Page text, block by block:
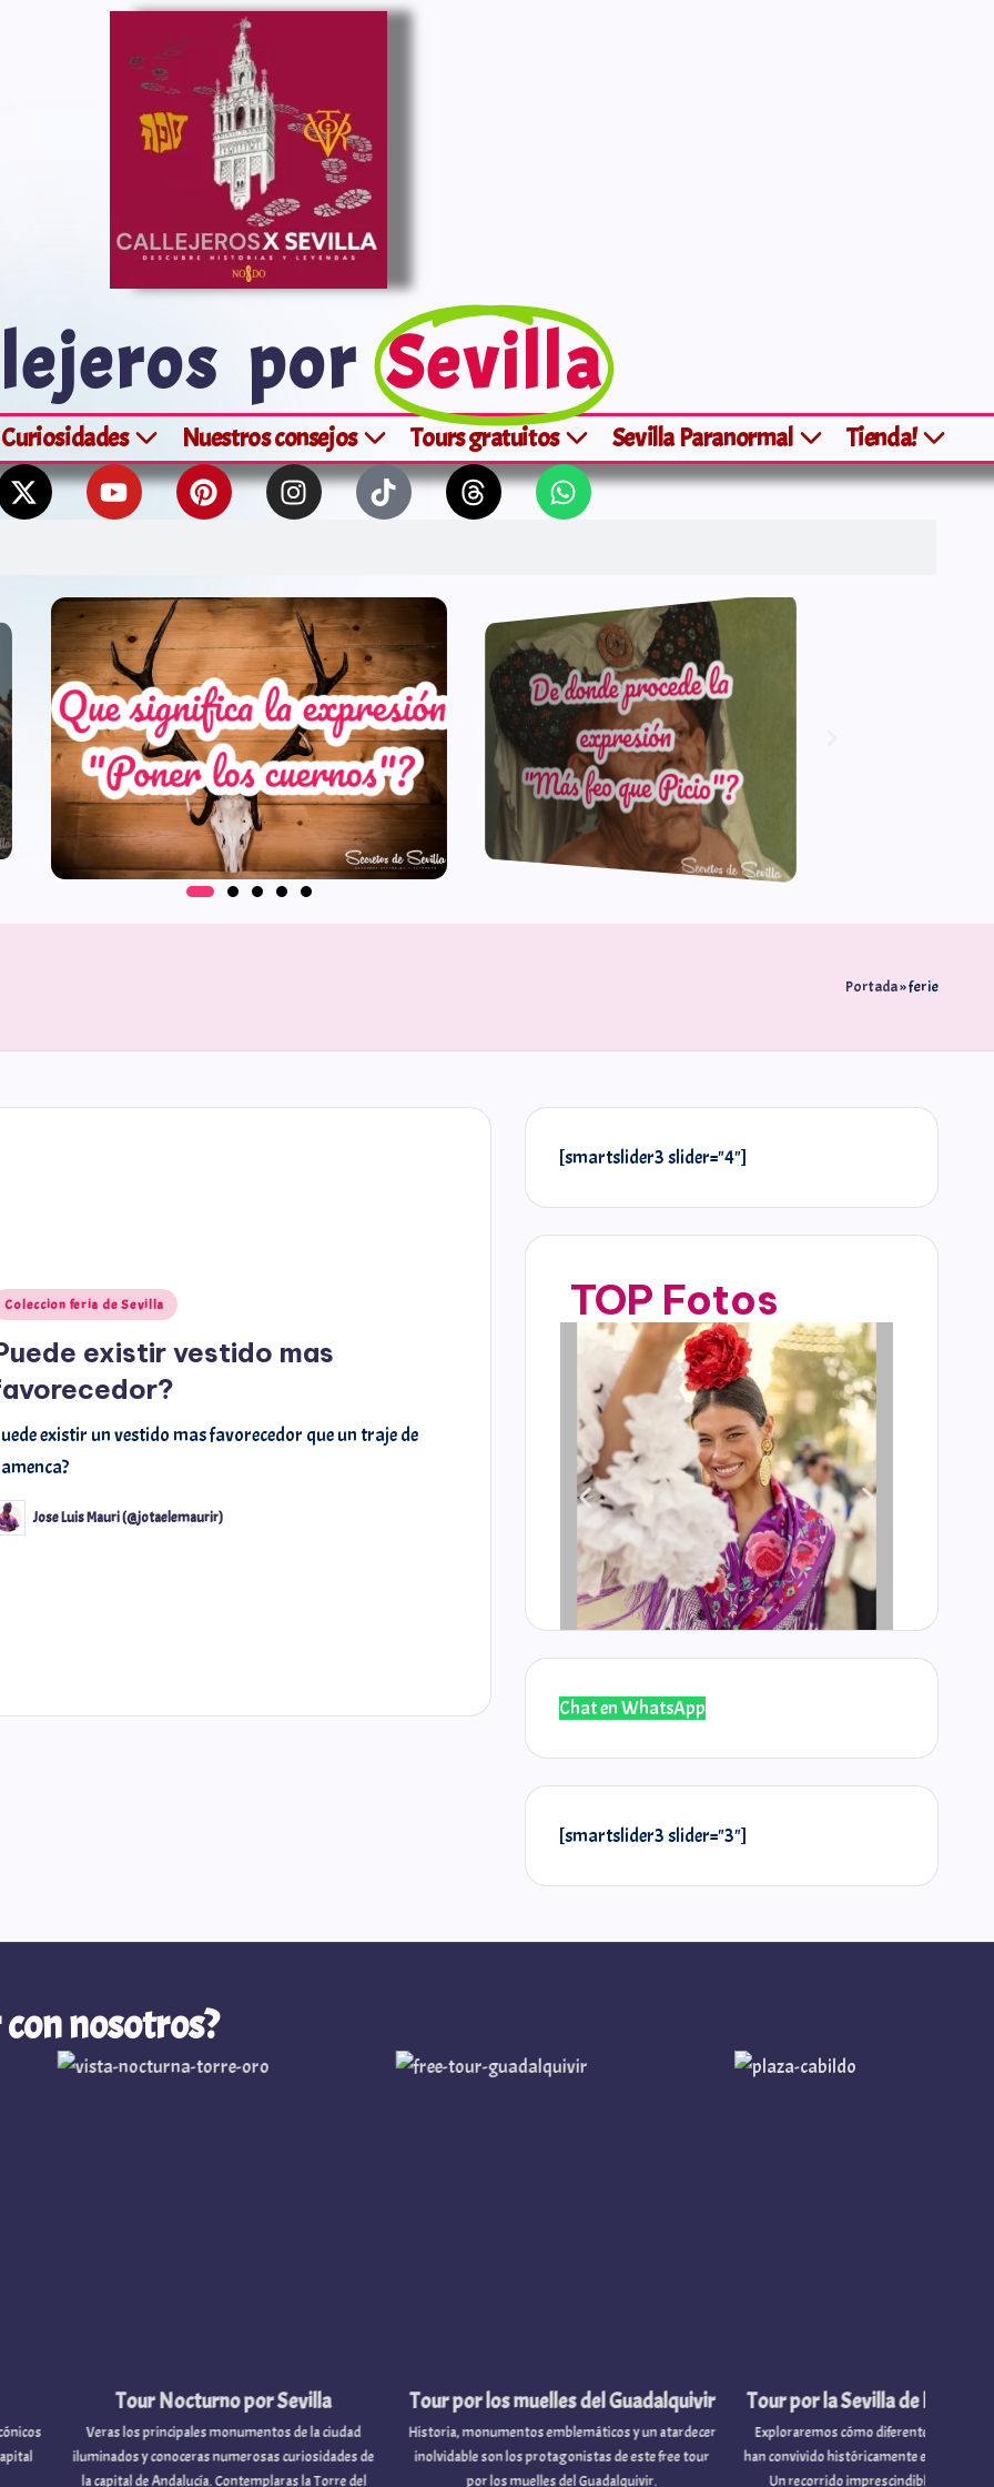
por Sevilla
Curiosidades Nuestros consejos Tours gratuitos Sevilla Paranormal Tienda!
Portada»ferie
Coleccion feria de Sevilla
existir vestido mas
existir un vestido mas favorecedor que un traje de
Jose Luis Mauri (@jotaelemaurir)
[smartslider3 slider="4"]
TOP Fotos
@laselos
Chat en WhatsApp
[smartslider3 slider="3"]
nosotros?
Tour por la Sevilla de las tres culturas
Exploraremos cómo diferentes etnias y religiones
han convivido históricamente en la capital hispalense.
Un recorrido imprescindible para entender la
Tour por los muelles del Guadalquivir
Historia, monumentos emblemáticos y un atardecer
inolvidable son los protagonistas de este free tour
por los muelles del Guadalquivir.
Tour Nocturno por Sevilla
Veras los principales monumentos de la ciudad
y conoceras numerosas curiosidades de
la capital de Andalucía. Contemplaras la Torre del